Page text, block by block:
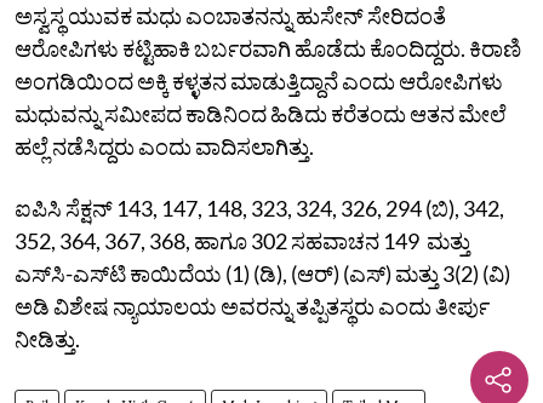
ಅಸ್ವಸ್ಥ ಯುವಕ ಮಧು ಎಂಬಾತನನ್ನು ಹುಸೇನ್‌ ಸೇರಿದಂತೆ
ಆರೋಪಿಗಳು ಕಟ್ಟಿಹಾಕಿ ಬರ್ಬರವಾಗಿ ಹೊಡೆದು ಕೊಂದಿದ್ದರು. ಕಿರಾಣಿ
ಅಂಗಡಿಯಿಂದ ಅಕ್ಕಿ ಕಳ್ಳತನ ಮಾಡುತ್ತಿದ್ದಾನೆ ಎಂದು ಆರೋಪಿಗಳು
ಮಧುವನ್ನು ಸಮೀಪದ ಕಾಡಿನಿಂದ ಹಿಡಿದು ಕರೆತಂದು ಆತನ ಮೇಲೆ
ಹಲ್ಲೆ ನಡೆಸಿದ್ದರು ಎಂದು ವಾದಿಸಲಾಗಿತ್ತು.
ಐಪಿಸಿ ಸೆಕ್ಷನ್‌ 143, 147, 148, 323, 324, 326, 294 (ಬಿ), 342,
352, 364, 367, 368, ಹಾಗೂ 302 ಸಹವಾಚನ 149 ಮತ್ತು
ಎಸ್‌ಸಿ-ಎಸ್‌ಟಿ ಕಾಯಿದೆಯ (1) (ಡಿ), (ಆರ್‌) (ಎಸ್‌) ಮತ್ತು 3(2) (ವಿ)
ಅಡಿ ವಿಶೇಷ ನ್ಯಾಯಾಲಯ ಅವರನ್ನು ತಪ್ಪಿತಸ್ಥರು ಎಂದು ತೀರ್ಪು
ನೀಡಿತ್ತು.